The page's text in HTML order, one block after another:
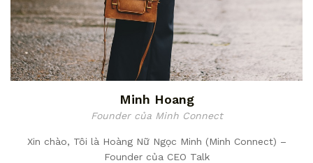
Minh Hoang
Founder của Minh Connect
Xin chào, Tôi là Hoàng Nữ Ngọc Minh (Minh Connect) –
Founder của CEO Talk